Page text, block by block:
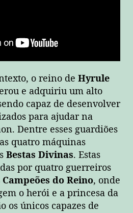
o reino de Hyrule
e adquiriu um alto
capaz de desenvolver
para ajudar na
Dentre esses guardiões
quatro máquinas
Bestas Divinas. Estas
por quatro guerreiros
Campeões do Reino, onde
o herói e a princesa da
os únicos capazes de